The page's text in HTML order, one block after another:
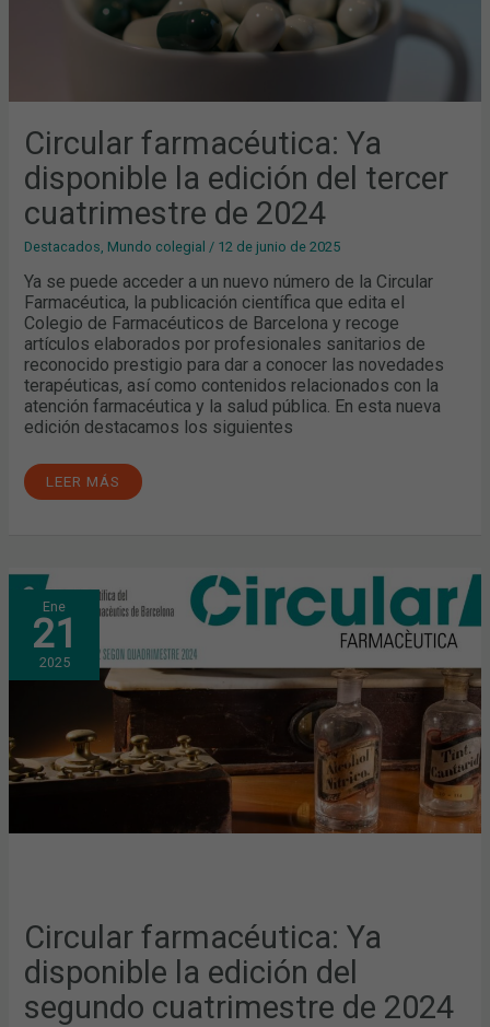
Circular farmacéutica: Ya
disponible la edición del tercer
cuatrimestre de 2024
Destacados Mundo colegial / 12 de junio de 2025
Ya se puede acceder a un nuevo número de la Circular
Farmacéutica, la publicación científica que edita el
Colegio de Farmacéuticos de Barcelona y recoge
artículos elaborados por profesionales sanitarios de
reconocido prestigio para dar a conocer las novedades
terapéuticas, así como contenidos relacionados con la
atención farmacéutica y la salud pública. En esta nueva
edición destacamos los siguientes
LEER MÁS
Ene
21
2025
Circular farmacéutica: Ya
disponible la edición del
segundo cuatrimestre de 2024
CIRCULAR
FARMACÉUTICA:
YA
DISPONIBLE
LA
EDICIÓN
DEL
SEGUNDO
2024